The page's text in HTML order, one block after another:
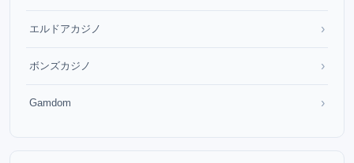
エルドアカジノ ›
ボンズカジノ ›
Gamdom ›